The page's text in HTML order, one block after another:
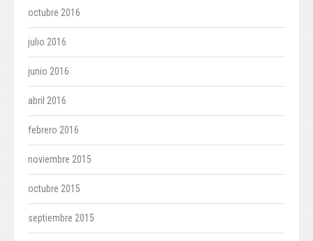
octubre 2016
julio 2016
junio 2016
abril 2016
febrero 2016
noviembre 2015
octubre 2015
septiembre 2015